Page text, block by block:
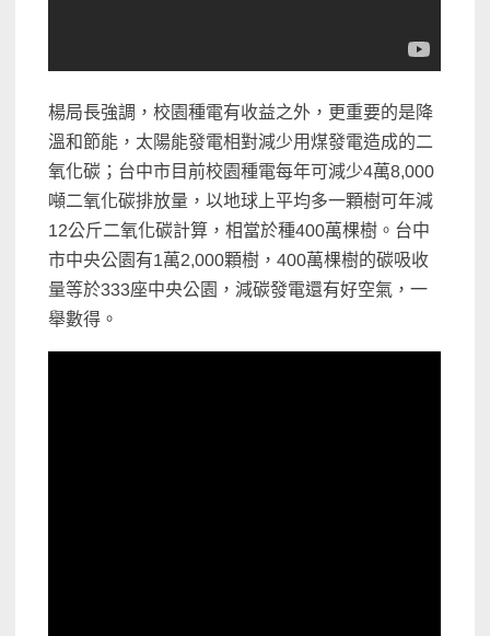
楊局長強調，校園種電有收益之外，更重要的是降
溫和節能，太陽能發電相對減少用煤發電造成的二
氧化碳；台中市目前校園種電每年可減少4萬8,000
噸二氧化碳排放量，以地球上平均多一顆樹可年減
12公斤二氧化碳計算，相當於種400萬棵樹。台中
市中央公園有1萬2,000顆樹，400萬棵樹的碳吸收
量等於333座中央公園，減碳發電還有好空氣，一
舉數得。